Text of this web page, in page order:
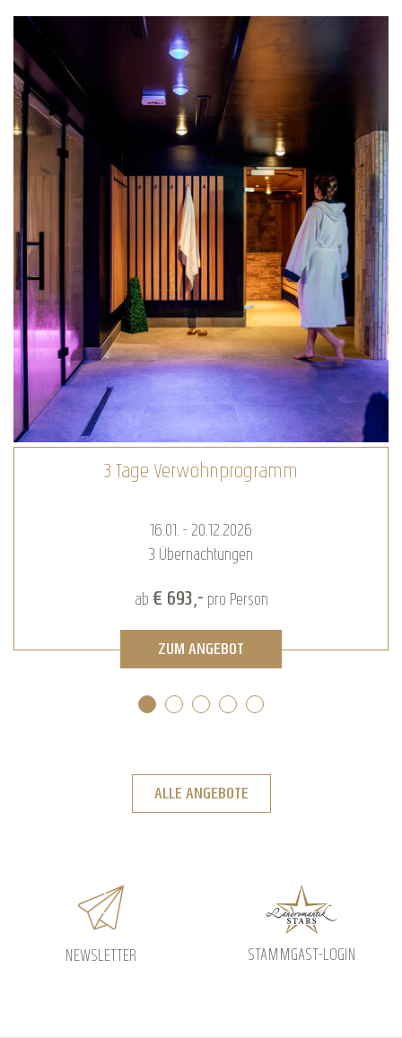
Romantik-Kuscheltage
16.01. - 20.12.2026
2 Übernachtungen
ab € 472,- pro Person
ZUM ANGEBOT
ALLE ANGEBOTE
NEWSLETTER STAMMGAST-LOGIN